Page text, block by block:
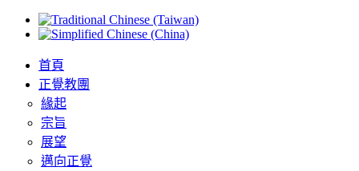
首頁
正覺教團
緣起
宗旨
展望
邁向正覺